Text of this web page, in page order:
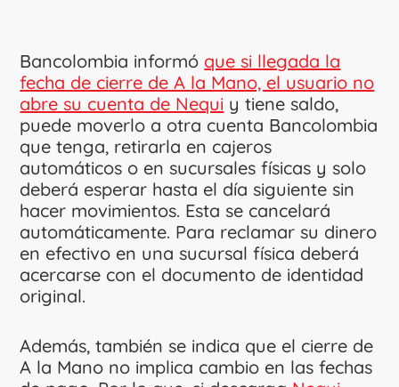
Bancolombia informó que si llegada la
fecha de cierre de A la Mano, el usuario no
abre su cuenta de Nequi y tiene saldo,
puede moverlo a otra cuenta Bancolombia
que tenga, retirarla en cajeros
automáticos o en sucursales físicas y solo
deberá esperar hasta el día siguiente sin
hacer movimientos. Esta se cancelará
automáticamente. Para reclamar su dinero
en efectivo en una sucursal física deberá
acercarse con el documento de identidad
original.
Además, también se indica que el cierre de
A la Mano no implica cambio en las fechas